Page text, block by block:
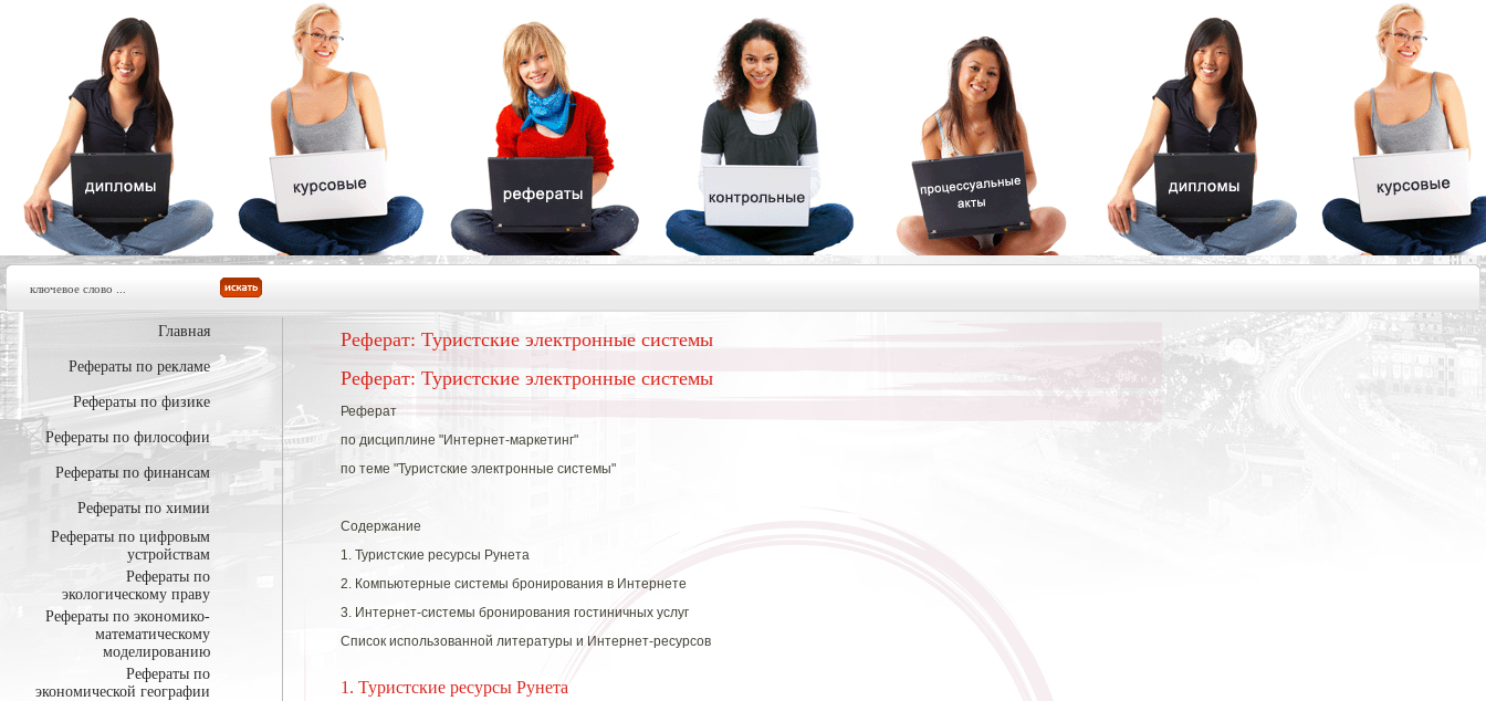
Главная
Рефераты по рекламе
Рефераты по физике
Рефераты по философии
Рефераты по финансам
Рефераты по химии
Рефераты по цифровым
устройствам
Рефераты по
экологическому праву
Рефераты по экономико-
математическому
моделированию
Рефераты по
экономической географии
Реферат: Туристские электронные системы
Реферат: Туристские электронные системы
Реферат
по дисциплине "Интернет-маркетинг"
по теме "Туристские электронные системы"
Содержание
1. Туристские ресурсы Рунета
2. Компьютерные системы бронирования в Интернете
3. Интернет-системы бронирования гостиничных услуг
Список использованной литературы и Интернет-ресурсов
1. Туристские ресурсы Рунета